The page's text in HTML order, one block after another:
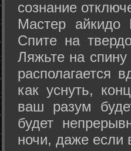
сознание
Мастер айкидо
Спите на
Ляжьте на
располагается
как уснуть,
ваш разум
будет
ночи, даже если